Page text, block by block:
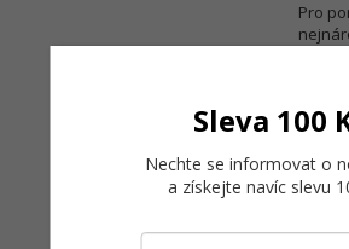
Pro
pro
Sleva 100
Nechte se informovat o
a získejte navíc slevu